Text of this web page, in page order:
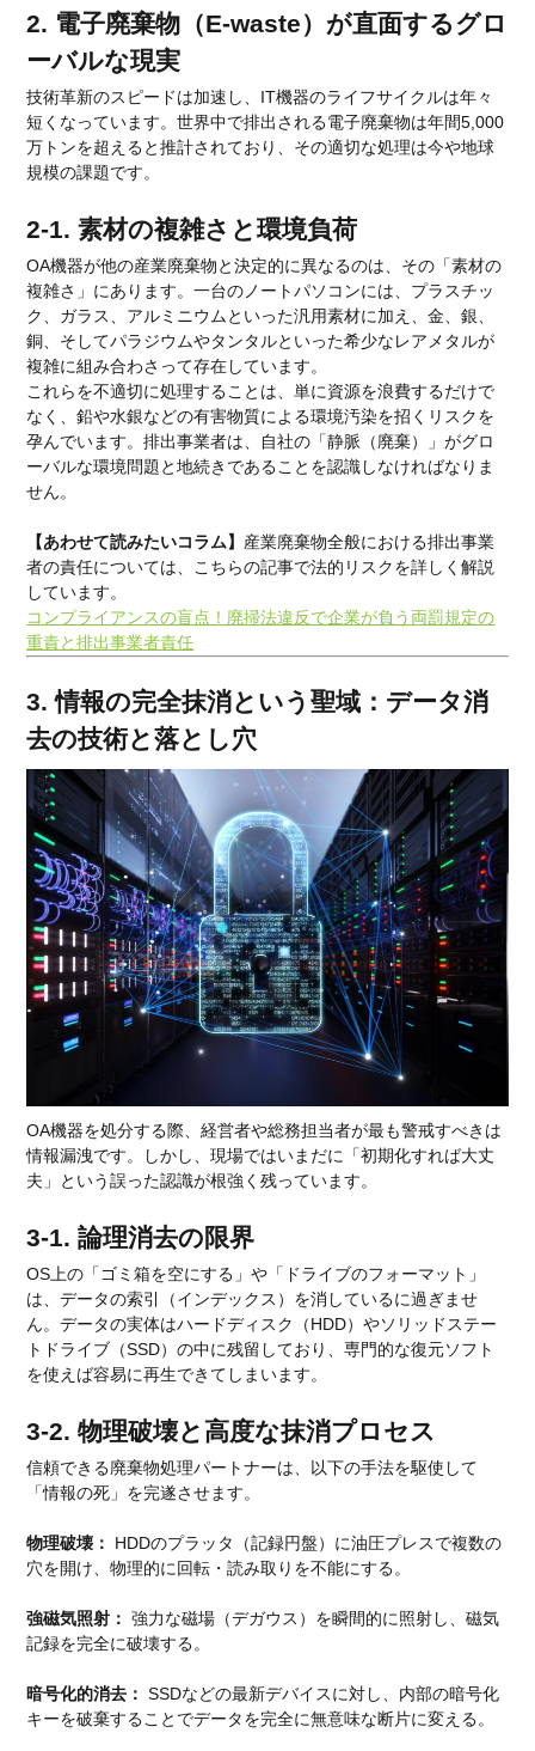
2. 電子廃棄物（E-waste）が直面するグロ
ーバルな現実
技術革新のスピードは加速し、IT機器のライフサイクルは年々
短くなっています。世界中で排出される電子廃棄物は年間5,000
万トンを超えると推計されており、その適切な処理は今や地球
規模の課題です。
2-1. 素材の複雑さと環境負荷
OA機器が他の産業廃棄物と決定的に異なるのは、その「素材の
複雑さ」にあります。一台のノートパソコンには、プラスチッ
ク、ガラス、アルミニウムといった汎用素材に加え、金、銀、
銅、そしてパラジウムやタンタルといった希少なレアメタルが
複雑に組み合わさって存在しています。
これらを不適切に処理することは、単に資源を浪費するだけで
なく、鉛や水銀などの有害物質による環境汚染を招くリスクを
孕んでいます。排出事業者は、自社の「静脈（廃棄）」がグロ
ーバルな環境問題と地続きであることを認識しなければなりま
せん。
【あわせて読みたいコラム】 産業廃棄物全般における排出事業
者の責任については、こちらの記事で法的リスクを詳しく解説
しています。
コンプライアンスの盲点！廃掃法違反で企業が負う両罰規定の
重責と排出事業者責任
3. 情報の完全抹消という聖域：データ消
去の技術と落とし穴
OA機器を処分する際、経営者や総務担当者が最も警戒すべきは
情報漏洩です。しかし、現場ではいまだに「初期化すれば大丈
夫」という誤った認識が根強く残っています。
3-1. 論理消去の限界
OS上の「ゴミ箱を空にする」や「ドライブのフォーマット」
は、データの索引（インデックス）を消しているに過ぎませ
ん。データの実体はハードディスク（HDD）やソリッドステー
トドライブ（SSD）の中に残留しており、専門的な復元ソフト
を使えば容易に再生できてしまいます。
3-2. 物理破壊と高度な抹消プロセス
信頼できる廃棄物処理パートナーは、以下の手法を駆使して
「情報の死」を完遂させます。
物理破壊：
HDDのプラッタ（記録円盤）に油圧プレスで複数の
穴を開け、物理的に回転・読み取りを不能にする。
強磁気照射： 強力な磁場（デガウス）を瞬間的に照射し、磁気
記録を完全に破壊する。
暗号化的消去： SSDなどの最新デバイスに対し、内部の暗号化
キーを破棄することでデータを完全に無意味な断片に変える。